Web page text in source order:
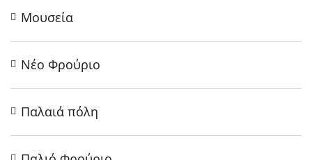
Μουσεία
Νέο Φρούριο
Παλαιά πόλη